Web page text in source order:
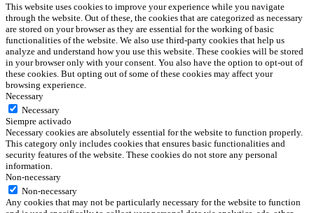
This website uses cookies to improve your experience while you navigate
through the website. Out of these, the cookies that are categorized as necessary
are stored on your browser as they are essential for the working of basic
functionalities of the website. We also use third-party cookies that help us
analyze and understand how you use this website. These cookies will be stored
in your browser only with your consent. You also have the option to opt-out of
these cookies. But opting out of some of these cookies may affect your
browsing experience.
Necessary
Necessary
Siempre activado
Necessary cookies are absolutely essential for the website to function properly.
This category only includes cookies that ensures basic functionalities and
security features of the website. These cookies do not store any personal
information.
Non-necessary
Non-necessary
Any cookies that may not be particularly necessary for the website to function